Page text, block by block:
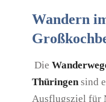
Wandern
Die
Thüringensind
Ausflugsziel für